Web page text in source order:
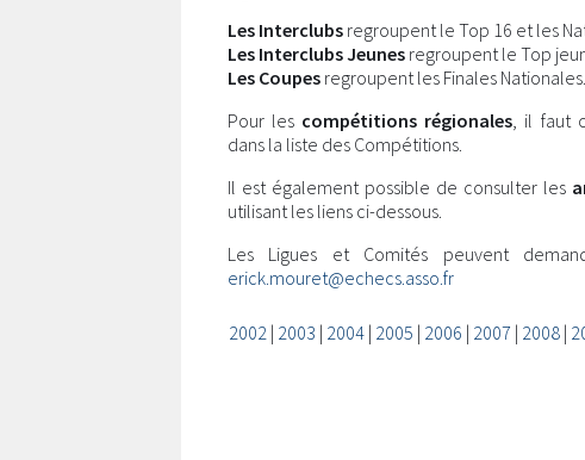
Les Interclubs regroupent le Top 16 et les
Les Interclubs Jeunes regroupent le Top
Les Coupes regroupent les Finales Nationales.
Pour les compétitions régionales, il faut
dans la liste des Compétitions.
Il est également possible de consulter les
utilisant les liens ci-dessous.
Les Ligues et Comités peuvent
erick.mouret@echecs.asso.fr
2002| 2003 | 2004| 2005 | 2006 | 2007 | 2008|